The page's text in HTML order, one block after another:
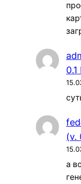
(v.
а